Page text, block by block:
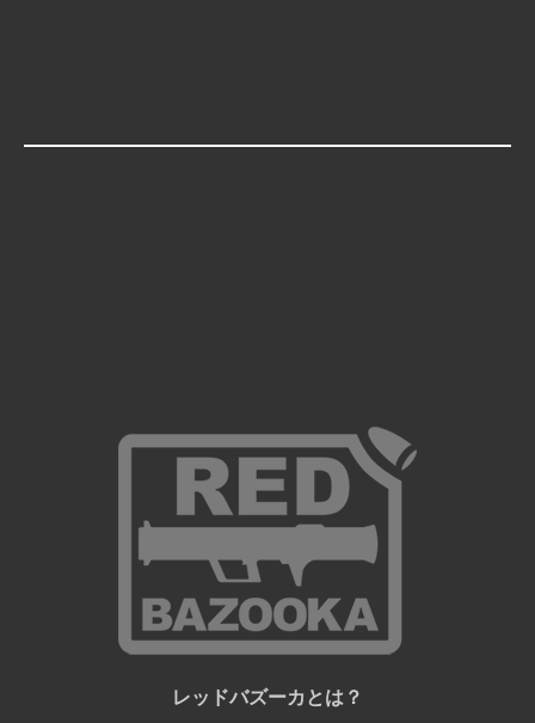
レッドバズーカとは？